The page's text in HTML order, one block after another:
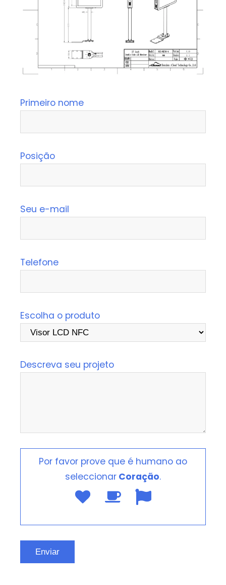
Primeiro nome
Posição
Seu e-mail
Telefone
Escolha o produto
Descreva seu projeto
Por favor prove que é humano ao
seleccionar Coração.